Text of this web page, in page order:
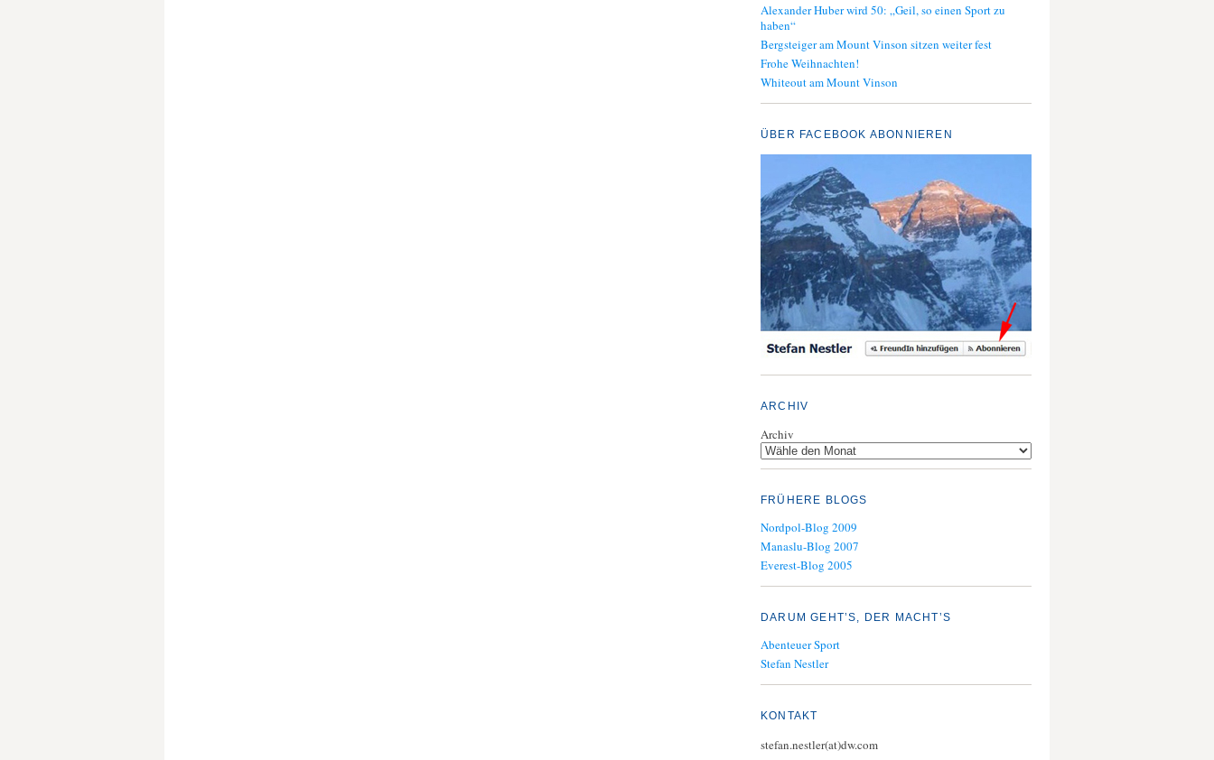
Alexander Huber wird 50: „Geil, so einen Sport zu
haben“
Bergsteiger am Mount Vinson sitzen weiter fest
Frohe Weihnachten!
Whiteout am Mount Vinson
ÜBER FACEBOOK ABONNIEREN
ARCHIV
Archiv
FRÜHERE BLOGS
Nordpol-Blog 2009
Manaslu-Blog 2007
Everest-Blog 2005
DARUM GEHT’S, DER MACHT’S
Abenteuer Sport
Stefan Nestler
KONTAKT
stefan.nestler(at)dw.com